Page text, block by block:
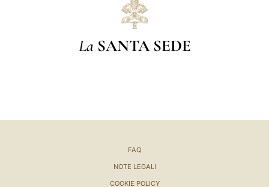
La SANTA SEDE
FAQ
NOTE LEGALI
COOKIE POLICY